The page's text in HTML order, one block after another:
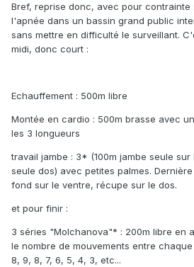
Bref, reprise donc, avec pour contrainte
l'apnée dans un bassin grand public
sans mettre en difficulté le surveillant.
midi, donc court :
Echauffement : 500m libre
Montée en cardio : 500m brasse avec
les 3 longueurs
travail jambe : 3* (100m jambe seule
seule dos) avec petites palmes.
fond sur le ventre, récupe sur le dos.
et pour finir :
3 séries "Molchanova"* : 200m libre en
le nombre de mouvements entre
8, 9, 8, 7, 6, 5, 4, 3, etc...